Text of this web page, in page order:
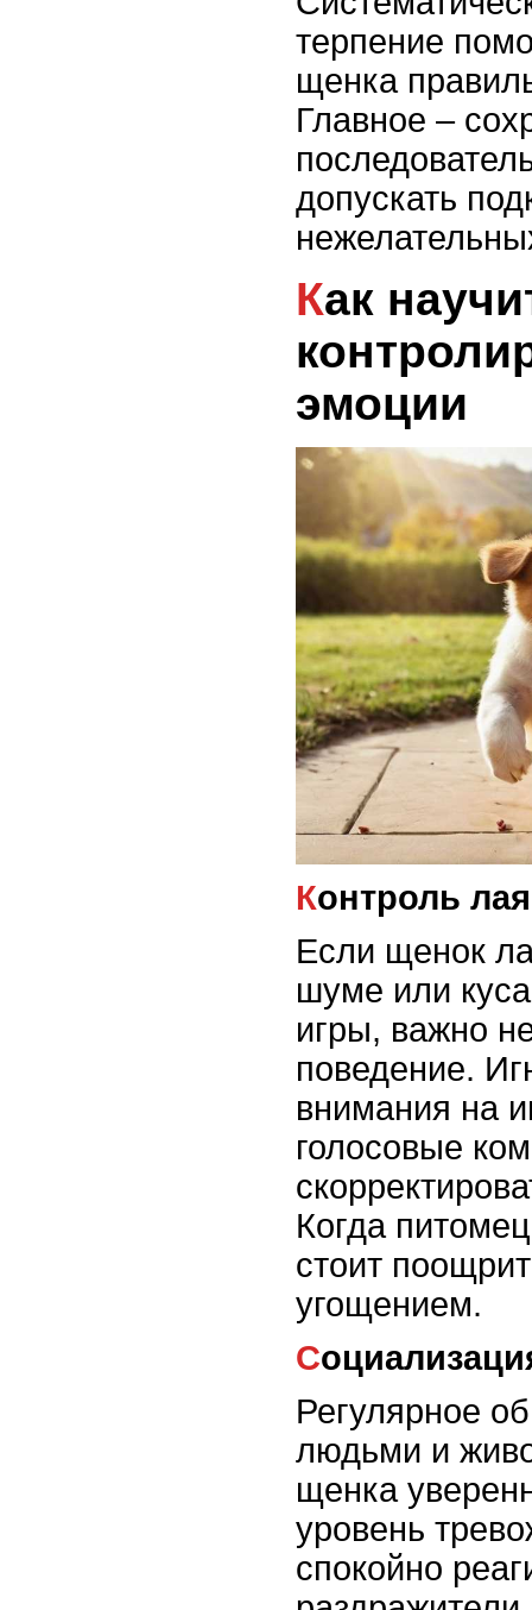
терпение
щенка
Главное –
допускать
Как научить щенка
эмоции
Контроль
Если щенок
шуме или
игры, важно
поведение.
внимания на
голосовые
Когда
стоит
угощением.
Регулярное
людьми и
щенка
уровень
спокойно